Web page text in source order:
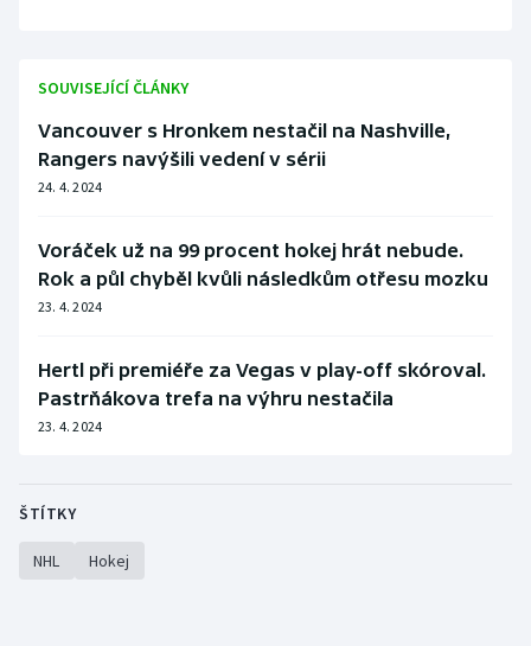
SOUVISEJÍCÍ ČLÁNKY
Vancouver s Hronkem nestačil na Nashville,
Rangers navýšili vedení v sérii
24. 4. 2024
Voráček už na 99 procent hokej hrát nebude.
Rok a půl chyběl kvůli následkům otřesu mozku
23. 4. 2024
Hertl při premiéře za Vegas v play-off skóroval.
Pastrňákova trefa na výhru nestačila
23. 4. 2024
ŠTÍTKY
NHL Hokej